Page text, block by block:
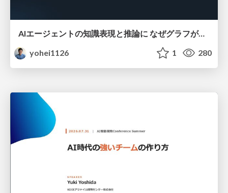
AIエージェントの知識表現と推論に なぜグラフが使われるのか - 記号的AIの復権とニューラルAIとの統合
yohei1126
1 280